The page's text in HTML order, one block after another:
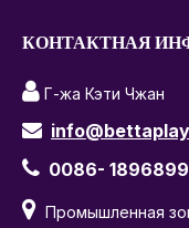
КОНТАКТНАЯ
 Г-жа Кэти Чжан

 0086-
 Промышленная